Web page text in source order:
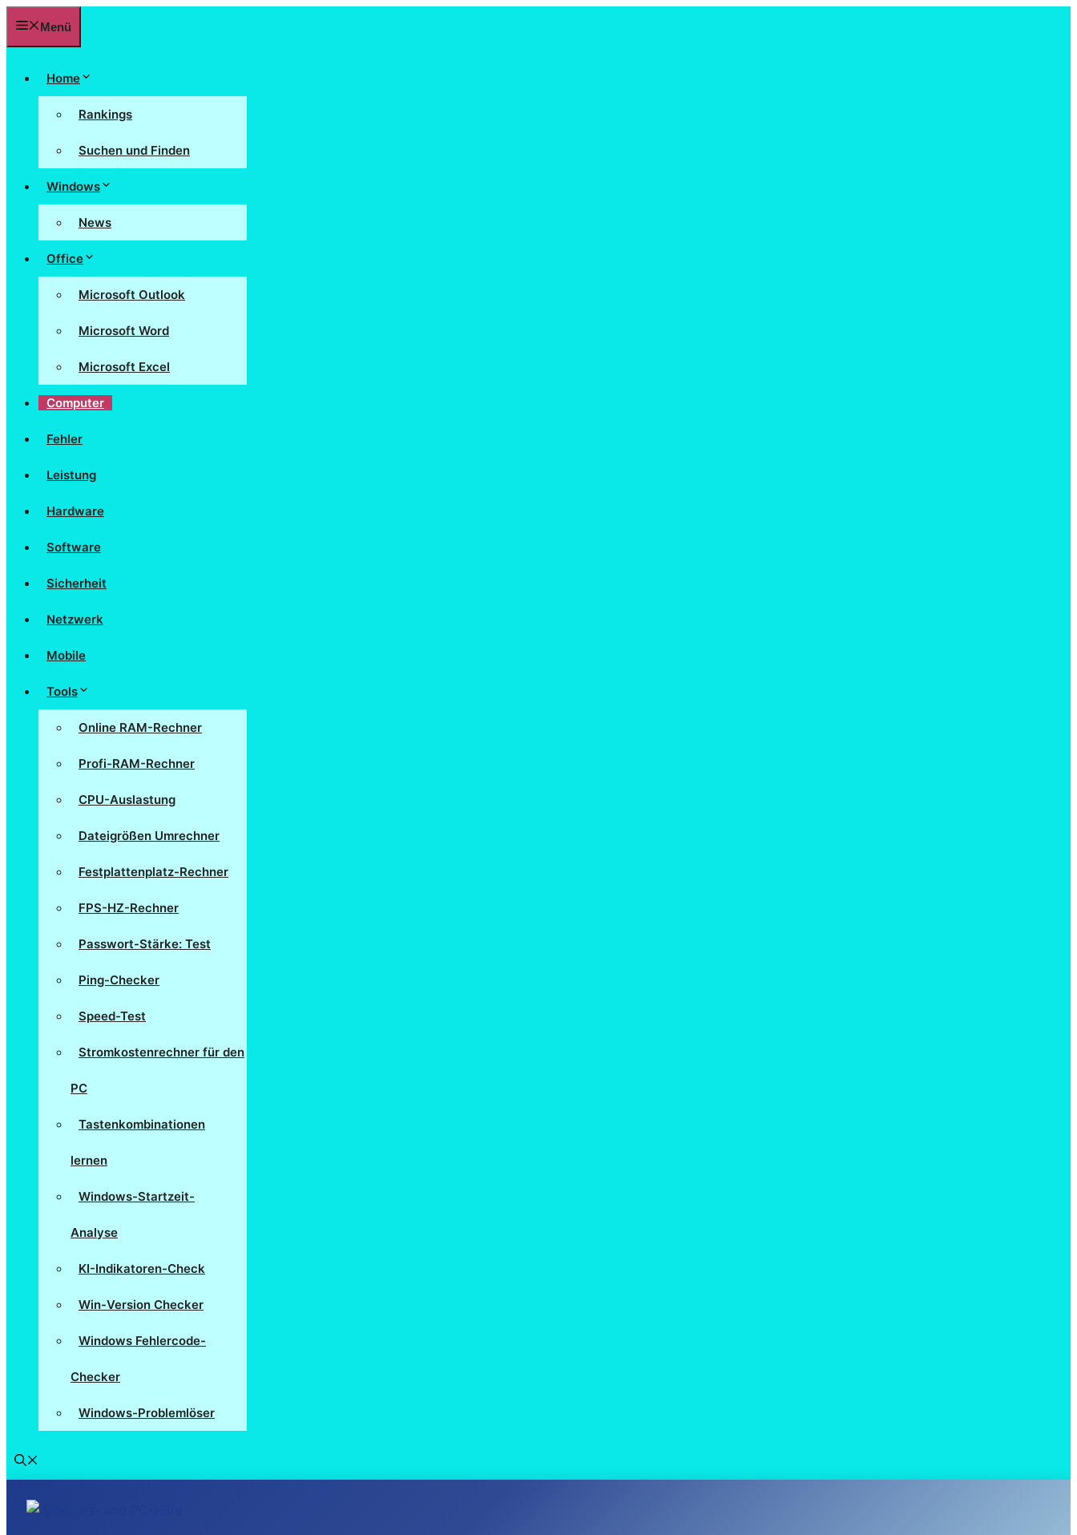
Menü
Home
Rankings
Suchen und Finden
Windows
News
Office
Microsoft Outlook
Microsoft Word
Microsoft Excel
Computer
Fehler
Leistung
Hardware
Software
Sicherheit
Netzwerk
Mobile
Tools
Online RAM-Rechner
Profi-RAM-Rechner
CPU-Auslastung
Dateigrößen Umrechner
Festplattenplatz-Rechner
FPS-HZ-Rechner
Passwort-Stärke: Test
Ping-Checker
Speed-Test
Stromkostenrechner für den
PC
Tastenkombinationen
lernen
Windows-Startzeit-
Analyse
KI-Indikatoren-Check
Win-Version Checker
Windows Fehlercode-
Checker
Windows-Problemlöser